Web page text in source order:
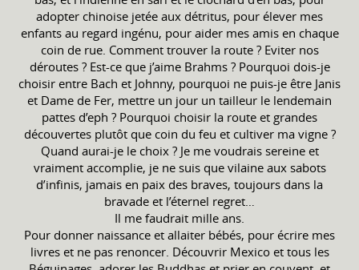
adopter chinoise jetée aux détritus, pour élever mes
enfants au regard ingénu, pour aider mes amis en chaque
coin de rue. Comment trouver la route ? Eviter nos
déroutes ? Est-ce que j’aime Brahms ? Pourquoi dois-je
choisir entre Bach et Johnny, pourquoi ne puis-je être Janis
et Dame de Fer, mettre un jour un tailleur le lendemain
pattes d’eph ? Pourquoi choisir la route et grandes
découvertes plutôt que coin du feu et cultiver ma vigne ?
Quand aurai-je le choix ? Je me voudrais sereine et
vraiment accomplie, je ne suis que vilaine aux sabots
d’infinis, jamais en paix des braves, toujours dans la
bravade et l’éternel regret…
Il me faudrait mille ans.
Pour donner naissance et allaiter bébés, pour écrire mes
livres et ne pas renoncer. Découvrir Mexico et tous les